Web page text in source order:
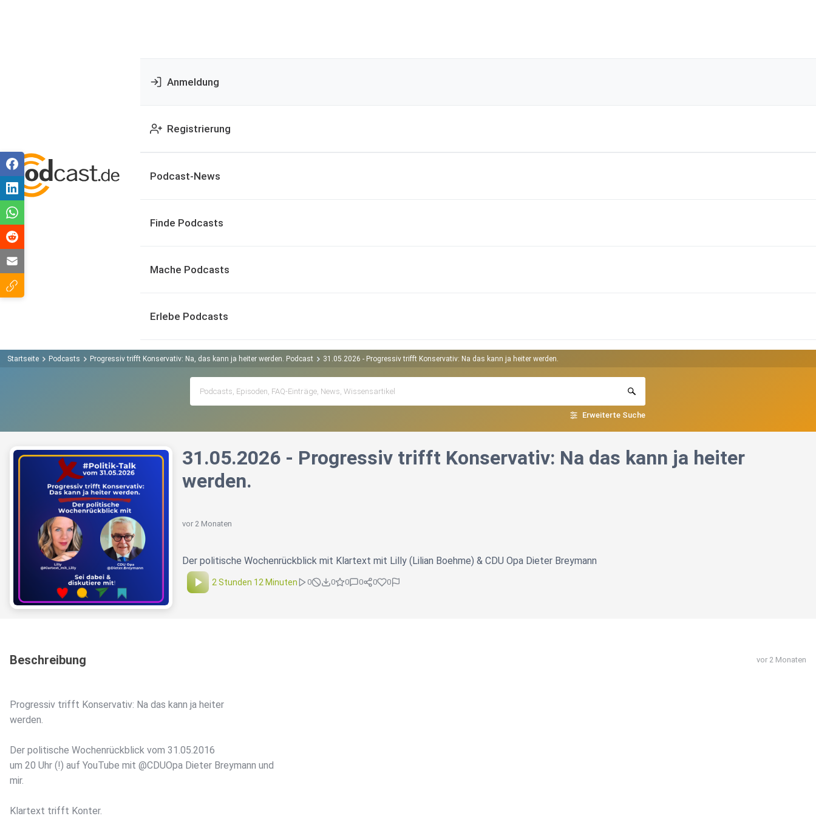
Anmeldung
Registrierung
Podcast-News
Finde Podcasts
Mache Podcasts
Erlebe Podcasts
Startseite Podcasts Progressiv trifft Konservativ: Na, das kann ja heiter werden. Podcast 31.05.2026 - Progressiv trifft Konservativ: Na das kann ja heiter werden.
Erweiterte Suche
31.05.2026 - Progressiv trifft Konservativ: Na das kann ja heiter
werden.
vor 2 Monaten
Der politische Wochenrückblick mit Klartext mit Lilly (Lilian Boehme) & CDU Opa Dieter Breymann
2 Stunden 12 Minuten 0 0 0 0 0 0
Beschreibung vor 2 Monaten
Progressiv trifft Konservativ: Na das kann ja heiter
werden.
Der politische Wochenrückblick vom 31.05.2016
um 20 Uhr (!) auf YouTube mit @CDUOpa Dieter Breymann und
mir.
Klartext trifft Konter.